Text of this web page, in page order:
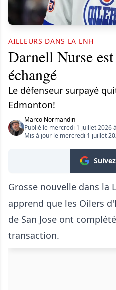
AILLEURS DANS LA LNH
Darnell Nurse
échangé
Le défenseur surpayé
Edmonton!
Marco Normandin
Publié le mercredi 1 juillet 2026
Mis à jour le mercredi 1 juillet
Grosse nouvelle dans la
apprend que les Oilers
de San Jose ont
transaction.